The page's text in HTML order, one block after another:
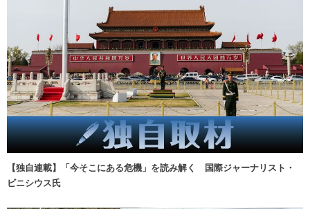
【独自連載】「今そこにある危機」を読み解く 国際ジャーナリスト・
ビニシウス氏